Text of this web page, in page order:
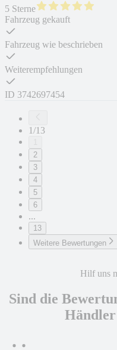
5 Sterne
Fahrzeug gekauft
Fahrzeug wie beschrieben
Weiterempfehlungen
ID 3742697454
1/13
2
3
4
5
6
...
13
Weitere Bewertungen
Hilf uns
Sind die
Händler